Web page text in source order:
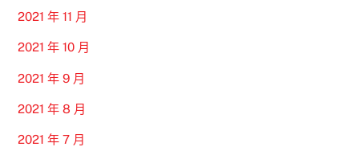
2021 年 11 月
2021 年 10 月
2021 年 9 月
2021 年 8 月
2021 年 7 月